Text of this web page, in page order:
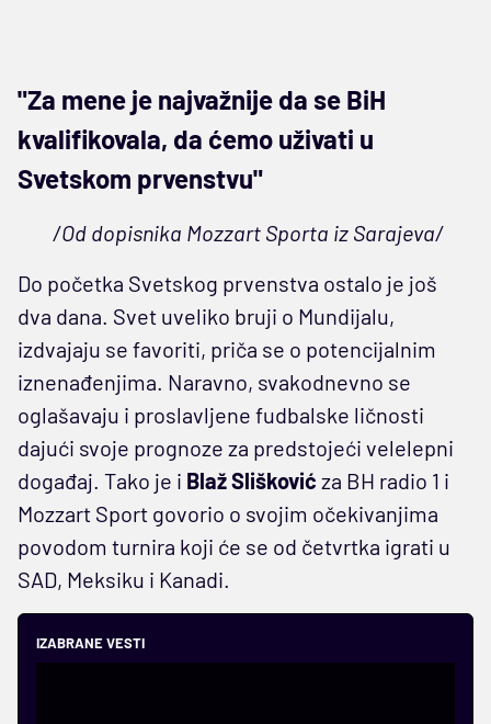
"Za mene je najvažnije da se BiH
kvalifikovala, da ćemo uživati u
Svetskom prvenstvu"
/Od dopisnika Mozzart Sporta iz Sarajeva/
Do početka Svetskog prvenstva ostalo je još
dva dana. Svet uveliko bruji o Mundijalu,
izdvajaju se favoriti, priča se o potencijalnim
iznenađenjima. Naravno, svakodnevno se
oglašavaju i proslavljene fudbalske ličnosti
dajući svoje prognoze za predstojeći velelepni
događaj. Tako je i Blaž Slišković za BH radio 1 i
Mozzart Sport govorio o svojim očekivanjima
povodom turnira koji će se od četvrtka igrati u
SAD, Meksiku i Kanadi.
IZABRANE VESTI